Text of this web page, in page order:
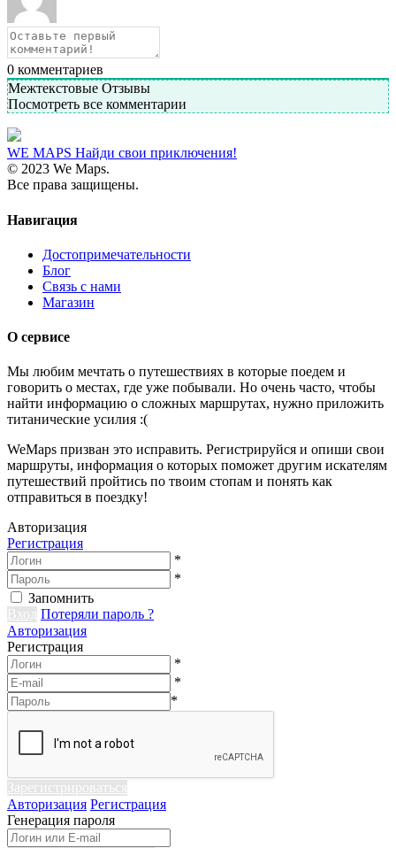
0 комментариев
Межтекстовые Отзывы
Посмотреть все комментарии
WE MAPS Найди свои приключения!
© 2023 We Maps.
Все права защищены.
Навигация
Достопримечательности
Блог
Связь с нами
Магазин
О сервисе
Мы любим мечтать о путешествиях в которые поедем и
говорить о местах, где уже побывали. Но очень часто, чтобы
найти информацию о сложных маршрутах, нужно приложить
титанические усилия :(
WeMaps призван это исправить. Регистрируйся и опиши свои
маршруты, информация о которых поможет другим искателям
путешествий пройтись по твоим стопам и понять как
отправиться в поездку!
Авторизация
Регистрация
*
*
Запомнить
Вход Потеряли пароль ?
Авторизация
Регистрация
*
*
*
Зарегистрироваться
Авторизация Регистрация
Генерация пароля